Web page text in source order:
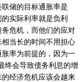
储的目标通胀率是
实际利率就是负利
危机，而他们的应对
当长的时间不用担心
率为前提的，因为一
终会导致债务利息的增
经济危机应该会越来